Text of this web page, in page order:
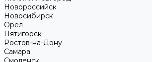
Новороссийск
Новосибирск
Орёл
Пятигорск
Ростов-на-Дону
Самара